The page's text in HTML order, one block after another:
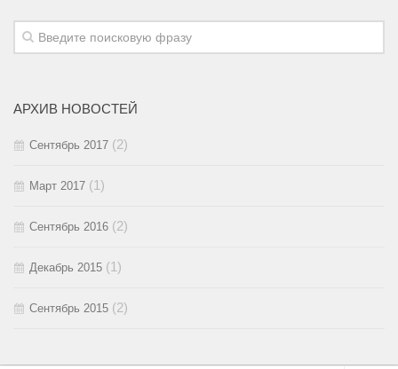
2017 / #1
2015 / #3
АРХИВ НОВОСТЕЙ
Сентябрь 2017 (2)
Март 2017 (1)
Сентябрь 2016 (2)
Декабрь 2015 (1)
Сентябрь 2015 (2)